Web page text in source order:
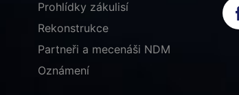
Prohlídky zákulisí
Rekonstrukce
Partneři a mecenáši NDM
Oznámení